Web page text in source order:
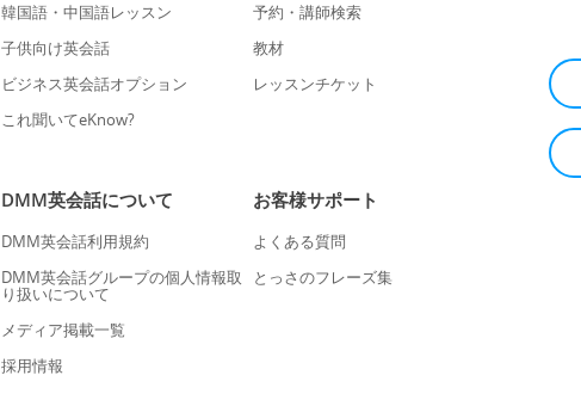
韓国語・中国語レッスン
子供向け英会話
ビジネス英会話オプション
これ聞いてeKnow?
予約・講師検索
教材
レッスンチケット
DMM英会話について
DMM英会話利用規約
DMM英会話グループの個人情報取
り扱いについて
メディア掲載一覧
採用情報
お客様サポート
よくある質問
とっさのフレーズ集